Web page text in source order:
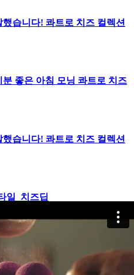
습니다! 콰트로 치즈 컬렉션
좋은 아침 모닝 콰트로 치즈
습니다! 콰트로 치즈 컬렉션
일_치즈딥
일_토핑